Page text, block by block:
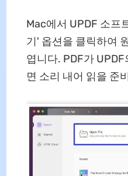
Mac에서 UPDF 소프
기' 옵션을 클릭하여
엽니다. PDF가
면 소리 내어 읽을 준